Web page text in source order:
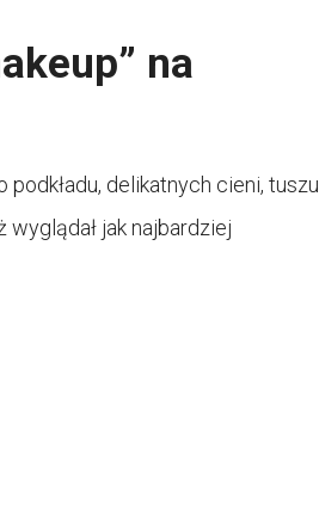
na
podkładu, delikatnych cieni, tuszu
wyglądał jak najbardziej